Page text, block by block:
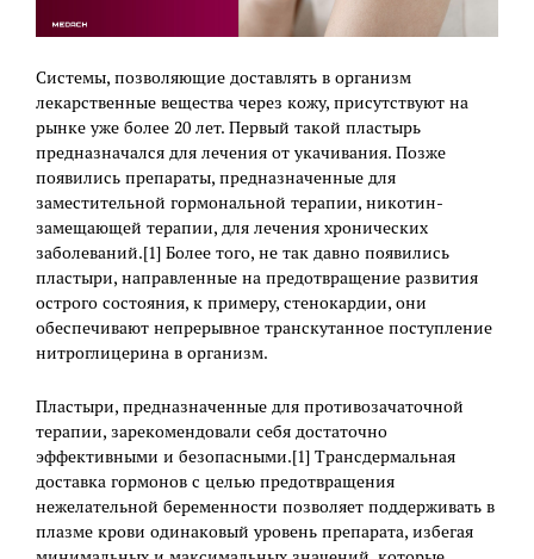
Системы, позволяющие доставлять в организм
лекарственные вещества через кожу, присутствуют на
рынке уже более 20 лет. Первый такой пластырь
предназначался для лечения от укачивания. Позже
появились препараты, предназначенные для
заместительной гормональной терапии, никотин-
замещающей терапии, для лечения хронических
заболеваний.[1] Более того, не так давно появились
пластыри, направленные на предотвращение развития
острого состояния, к примеру, стенокардии, они
обеспечивают непрерывное транскутанное поступление
нитроглицерина в организм.
Пластыри, предназначенные для противозачаточной
терапии, зарекомендовали себя достаточно
эффективными и безопасными.[1] Трансдермальная
доставка гормонов с целью предотвращения
нежелательной беременности позволяет поддерживать в
плазме крови одинаковый уровень препарата, избегая